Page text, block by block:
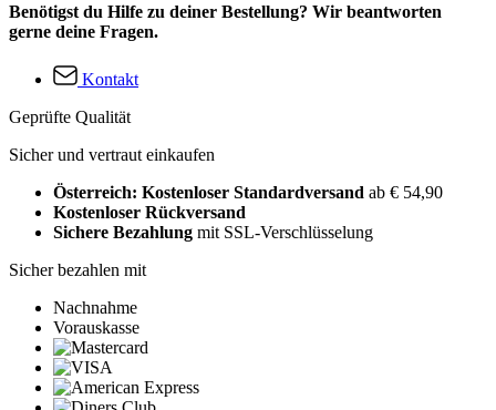
Benötigst du Hilfe zu deiner Bestellung? Wir beantworten
gerne deine Fragen.
Kontakt
Geprüfte Qualität
Sicher und vertraut einkaufen
Österreich: Kostenloser Standardversand ab € 54,90
Kostenloser Rückversand
Sichere Bezahlung mit SSL-Verschlüsselung
Sicher bezahlen mit
Nachnahme
Vorauskasse